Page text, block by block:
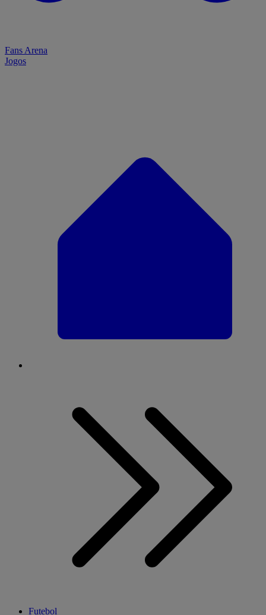
Fans Arena
Jogos
Futebol